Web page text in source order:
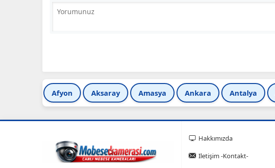
Afyon Aksaray Amasya Ankara Antalya
Hakkımızda
Iletişim -Kontakt-